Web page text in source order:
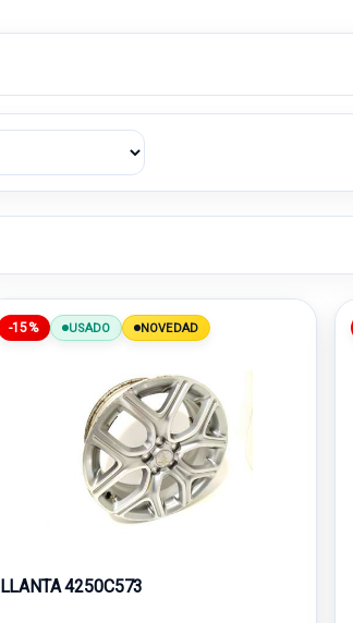
-15% USADO NOVEDAD
LLANTA 4250C573